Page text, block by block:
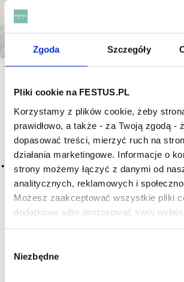
Zgoda Szczegóły
Pliki cookie na FESTUS.PL
Korzystamy z plików cookie, żeby strona
prawidłowo, a także - za Twoją zgodą -
dopasować treści, mierzyć ruch na
działania marketingowe. Informacje o
strony możemy łączyć z danymi od
analitycznych, reklamowych i
Możesz zaakceptować wszystkie pliki
dodatkowe albo dostosować swój wybór.
zgody
Niezbędne
Czy masz ukończone 18
Archiwum wpisów
cherishing
pieszczotliwe
2016-05-10
wino stonowane, rozpływające się w
CZYTAJ WIĘCEJ